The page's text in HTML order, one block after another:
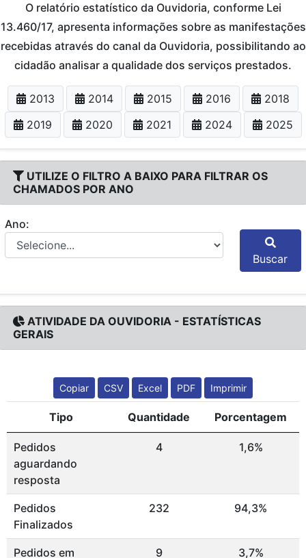
O relatório estatístico da Ouvidoria, conforme Lei
13.460/17, apresenta informações sobre as manifestações
recebidas através do canal da Ouvidoria, possibilitando ao
cidadão analisar a qualidade dos serviços prestados.
2013 2014 2015 2016
2018
2019
2020 2021 2024 2025
UTILIZE O FILTRO A BAIXO PARA FILTRAR OS
CHAMADOS POR ANO
Ano:
Buscar
ATIVIDADE DA OUVIDORIA - ESTATÍSTICAS
GERAIS
Copiar CSV Excel PDF Imprimir
Tipo Quantidade Porcentagem
Pedidos
aguardando
resposta
4 1,6%
Pedidos
Finalizados
232 94,3%
Pedidos em 9 3,7%